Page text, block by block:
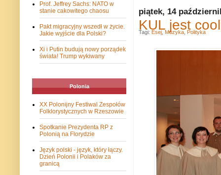
piątek, 14
KUL jest cool
Tagi: Esej Muzyka Polityka
Prof. Jeffrey Sachs: NATO w
stanie cakowitego chaosu
Pakt migracyjny wszedł w życie.
Jakie wyjście dla Polski?
Xi i Putin budują nowy porządek
świata! Trump wykiwany
Polonia
XX Polonijny Festiwal Zespołów
Folklorystycznych w Rzeszowie
Spotkanie Prezydenta RP z
Polonią na Florydzie
Język polski - język, który łączy.
Dzień Polonii i Polaków za
granicą